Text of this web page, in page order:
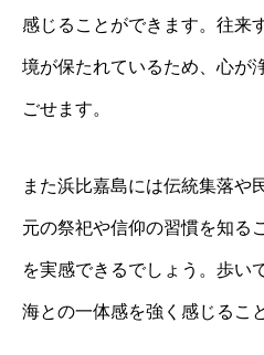
感じることができます。往来
境が保たれているため、心が
ごせます。
また浜比嘉島には伝統集落や
元の祭祀や信仰の習慣を知る
を実感できるでしょう。歩い
海との一体感を強く感じるこ